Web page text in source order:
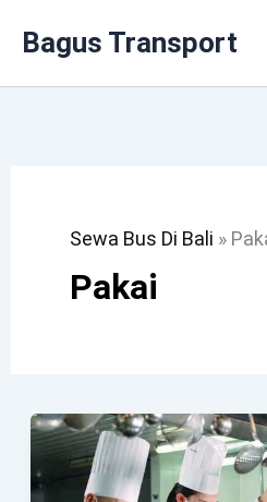
Bagus Transport
Sewa Bus Di Bali »
Pakai